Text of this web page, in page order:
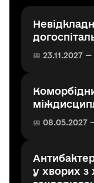
📅 23.11.2027 —
📅 08.05.2027
у хворих з